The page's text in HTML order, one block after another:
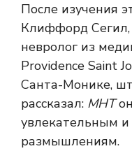
После изучения
Клиффорд
невролог из
Providence Saint
Санта-Монике,
рассказал: МНТ
увлекательным
размышлениям.